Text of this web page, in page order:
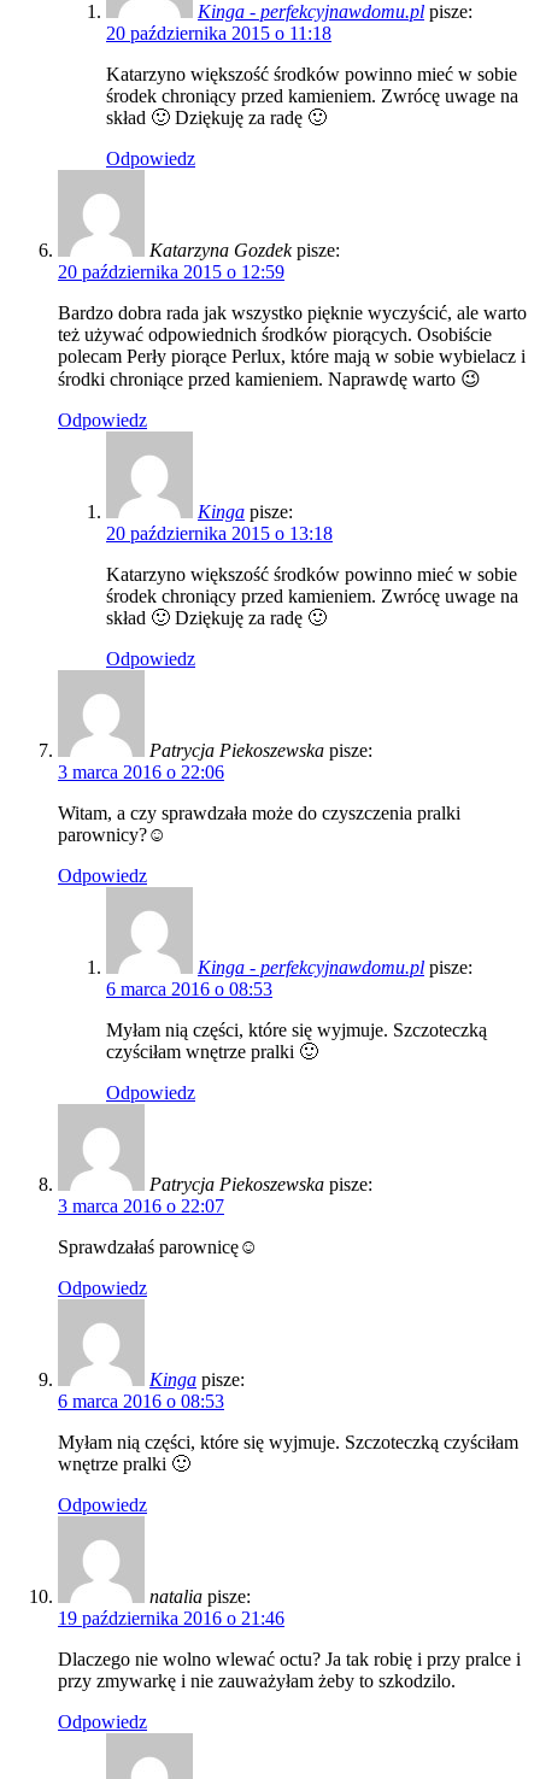
Kinga - perfekcyjnawdomu.pl pisze:
20 października 2015 o 11:18
Katarzyno większość środków powinno mieć w sobie
środek chroniący przed kamieniem. Zwrócę uwage na
skład 🙂 Dziękuję za radę 🙂
Odpowiedz
Katarzyna Gozdek pisze:
20 października 2015 o 12:59
Bardzo dobra rada jak wszystko pięknie wyczyścić, ale warto
też używać odpowiednich środków piorących. Osobiście
polecam Perły piorące Perlux, które mają w sobie wybielacz i
środki chroniące przed kamieniem. Naprawdę warto 😉
Odpowiedz
Kinga pisze:
20 października 2015 o 13:18
Katarzyno większość środków powinno mieć w sobie
środek chroniący przed kamieniem. Zwrócę uwage na
skład 🙂 Dziękuję za radę 🙂
Odpowiedz
Patrycja Piekoszewska pisze:
3 marca 2016 o 22:06
Witam, a czy sprawdzała może do czyszczenia pralki
parownicy?☺
Odpowiedz
Kinga - perfekcyjnawdomu.pl pisze:
6 marca 2016 o 08:53
Myłam nią części, które się wyjmuje. Szczoteczką
czyściłam wnętrze pralki 🙂
Odpowiedz
Patrycja Piekoszewska pisze:
3 marca 2016 o 22:07
Sprawdzałaś parownicę☺
Odpowiedz
Kinga pisze:
6 marca 2016 o 08:53
Myłam nią części, które się wyjmuje. Szczoteczką czyściłam
wnętrze pralki 🙂
Odpowiedz
natalia pisze:
19 października 2016 o 21:46
Dlaczego nie wolno wlewać octu? Ja tak robię i przy pralce i
przy zmywarkę i nie zauważyłam żeby to szkodzilo.
Odpowiedz